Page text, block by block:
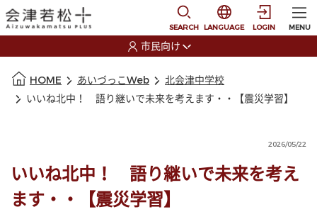
SEARCH
選択すると言語の切
LANGUAGE LOGIN MENU
市民向け
HOME あいづっこWeb
北会津中学校
いいね北中！ 語り継いで未来を考えます・・【震災学習】
2026/05/22
いいね北中！ 語り継いで未来を考え
ます・・【震災学習】